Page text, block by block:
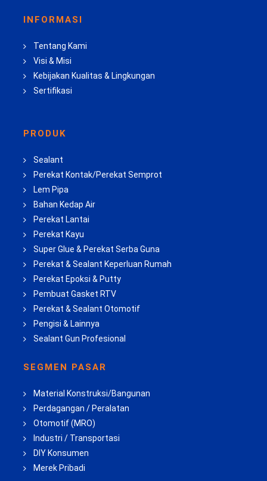
INFORMASI
Tentang Kami
Visi & Misi
Kebijakan Kualitas & Lingkungan
Sertifikasi
PRODUK
Sealant
Perekat Kontak/Perekat Semprot
Lem Pipa
Bahan Kedap Air
Perekat Lantai
Perekat Kayu
Super Glue & Perekat Serba Guna
Perekat & Sealant Keperluan Rumah
Perekat Epoksi & Putty
Pembuat Gasket RTV
Perekat & Sealant Otomotif
Pengisi & Lainnya
Sealant Gun Profesional
SEGMEN PASAR
Material Konstruksi/Bangunan
Perdagangan / Peralatan
Otomotif (MRO)
Industri / Transportasi
DIY Konsumen
Merek Pribadi